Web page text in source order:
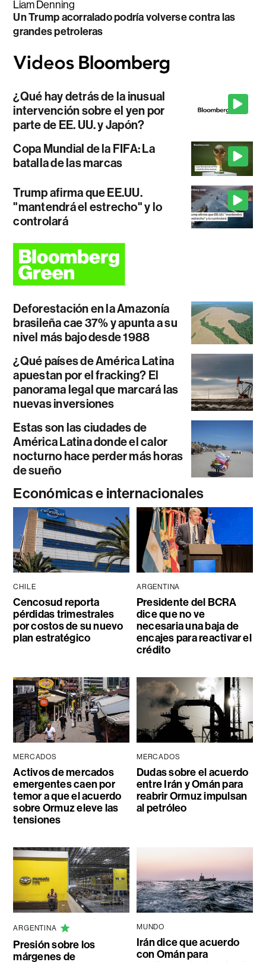
Liam Denning
Un Trump acorralado podría volverse contra las
grandes petroleras
¿Qué hay detrás de la inusual
intervención sobre el yen por
parte de EE. UU. y Japón?
Copa Mundial de la FIFA: La
batalla de las marcas
Trump afirma que EE.UU.
"mantendrá el estrecho" y lo
controlará
Deforestación en la Amazonía
brasileña cae 37% y apunta a su
nivel más bajo desde 1988
¿Qué países de América Latina
apuestan por el fracking? El
panorama legal que marcará las
nuevas inversiones
Estas son las ciudades de
América Latina donde el calor
nocturno hace perder más horas
de sueño
Económicas e internacionales
CHILE
Cencosud reporta
pérdidas trimestrales
por costos de su nuevo
plan estratégico
ARGENTINA
Presidente del BCRA
dice que no ve
necesaria una baja de
encajes para reactivar el
crédito
MERCADOS
Activos de mercados
emergentes caen por
temor a que el acuerdo
sobre Ormuz eleve las
tensiones
MERCADOS
Dudas sobre el acuerdo
entre Irán y Omán para
reabrir Ormuz impulsan
al petróleo
ARGENTINA
Presión sobre los
márgenes de
MUNDO
Irán dice que acuerdo
con Omán para